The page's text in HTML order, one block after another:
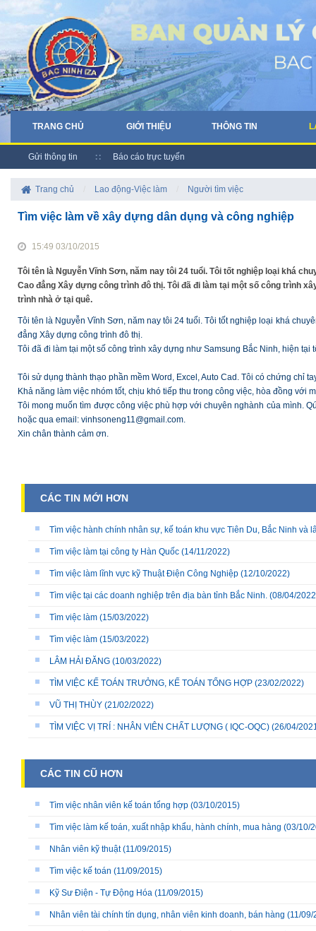
TRANG CHỦ GIỚI THIỆU THÔNG TIN
Gửi thông tin Báo cáo trực tuyến
Trang chủ Lao động-Việc làm Người tìm việc
Tìm việc làm về xây dựng dân dụng và công nghiệp
15:49 03/10/2015
Tôi tên là Nguyễn Vĩnh Sơn, năm nay tôi 24 tuổi. Tôi tốt nghiệp loại khá
Cao đẳng Xây dựng công trình đô thị. Tôi đã đi làm tại một số công trình
trình nhà ở tại quê.
Tôi tên là Nguyễn Vĩnh Sơn, năm nay tôi 24 tuổi. Tôi tốt nghiệp loại khá
đẳng Xây dựng công trình đô thị.
Tôi đã đi làm tại một số công trình xây dựng như Samsung Bắc Ninh, hiện
Tôi sử dụng thành thạo phần mềm Word, Excel, Auto Cad. Tôi có chứng chỉ
Khả năng làm việc nhóm tốt, chịu khó tiếp thu trong công việc, hòa đồng với
Tôi mong muốn tìm được công việc phù hợp với chuyên nghành của mình.
hoặc qua email: vinhsoneng11@gmail.com.
Xin chân thành cảm ơn.
CÁC TIN MỚI HƠN
Tìm việc hành chính nhân sự, kế toán khu vực Tiên Du, Bắc Ninh và
Tìm việc làm tại công ty Hàn Quốc (14/11/2022)
Tìm việc làm lĩnh vực kỹ Thuật Điện Công Nghiệp (12/10/2022)
Tìm việc tại các doanh nghiệp trên địa bàn tỉnh Bắc Ninh. (08/04/
Tìm việc làm (15/03/2022)
Tìm việc làm (15/03/2022)
LÂM HẢI ĐĂNG (10/03/2022)
TÌM VIỆC KẾ TOÁN TRƯỞNG, KẾ TOÁN TỔNG HỢP (23/02/2022)
VŨ THỊ THÙY (21/02/2022)
TÌM VIỆC VỊ TRÍ : NHÂN VIÊN CHẤT LƯỢNG ( IQC-OQC) (26/04/
CÁC TIN CŨ HƠN
Tìm việc nhân viên kế toán tổng hợp (03/10/2015)
Tìm việc làm kế toán, xuất nhập khẩu, hành chính, mua hàng (03/10/
Nhân viên kỹ thuật(11/09/2015)
Tìm việc kế toán (11/09/2015)
Kỹ Sư Điện - Tự Động Hóa (11/09/2015)
Nhân viên tài chính tín dụng, nhân viên kinh doanh, bán hàng (11/09/